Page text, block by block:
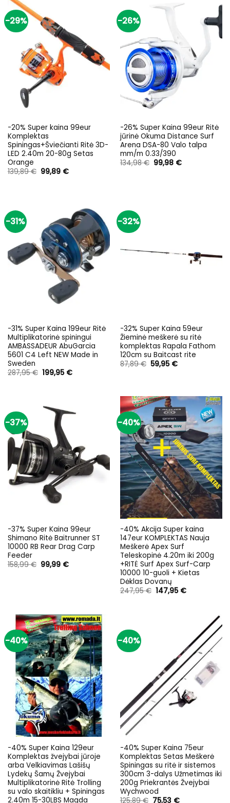
-29%
-20% Super kaina 99eur
Komplektas
Spiningas+Šviečianti Ritė 3D-
LED 2.40m 20-80g Setas
Orange
139,89€ Original
price
99,89 €Current
-26%
-26% Super Kaina 99eur Ritė
jūrinė Okuma Distance Surf
Arena DSA-80 Valo talpa
mm/m 0.33/390
134,98€ Original
price
99,98 €Current
-31%
-31% Super Kaina 199eur Ritė
Multiplikatorinė spiningui
AMBASSADEUR AbuGarcia
5601 C4 Left NEW Made in
Sweden
287,95€ Original
price
199,95 €Current
-32%
-32% Super Kaina 59eur
Žieminė meškerė su ritė
komplektas Rapala Fathom
120cm su Baitcast rite
87,89€ Original
price
59,95 €Current
-37%
-37% Super Kaina 99eur
Shimano Ritė Baitrunner ST
10000 RB Rear Drag Carp
Feeder
158,99€ Original
price
99,99 €Current
-40%
-40% Akcija Super kaina
147eur KOMPLEKTAS Nauja
Meškerė Apex Surf
Teleskopinė 4.20m iki 200g
+RITĖ Surf Apex Surf-Carp
10000 10-guoli + Kietas
Dėklas Dovanų
247,95€ Original
price
147,95 €Current
-40%
-40% Super Kaina 129eur
Komplektas žvejybai jūroje
arba Velkiavimas Lašišų
Lydekų Šamų Žvejybai
Multiplikatorinė Ritė Trolling
su valo skaitikliu + Spiningas
2.40m 15-30LBS Magda
-40%
-40% Super Kaina 75eur
Komplektas Setas Meškerė
Spiningas su ritė ir sistemos
300cm 3-dalys Užmetimas iki
200g Priekrantės Žvejybai
Wychwood
125,89€ Original
75,53 €Current